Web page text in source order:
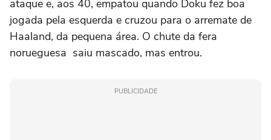
ataque e, aos 40, empatou quando Doku fez boa
jogada pela esquerda e cruzou para o arremate de
Haaland, da pequena área. O chute da fera
norueguesa saiu mascado, mas entrou.
PUBLICIDADE